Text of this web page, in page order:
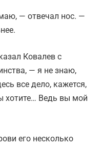
— отвечал нос. —
Ковалев с
— я не знаю,
все дело, кажется,
хотите… Ведь вы мой
его несколько